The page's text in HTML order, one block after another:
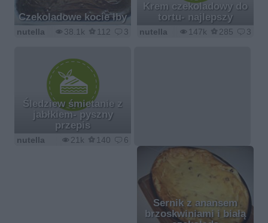
Czekoladowe kocie łby
38.1k 112 3
nutella
Krem czekoladowy do
tortu- najlepszy
147k 285 3
nutella
Śledziew śmietanie z
jabłkiem- pyszny
przepis
21k 140 6
nutella
Sernik z anansem
brzoskwiniami i białą